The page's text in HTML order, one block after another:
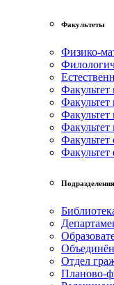
Факультеты
Физико-
Факультет
Факультет
Факультет
Факультет
Факультет
Подразделения
Отдел
Планово-